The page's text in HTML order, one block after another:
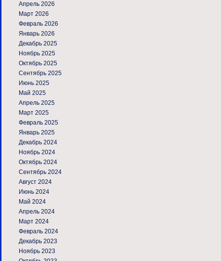
Апрель 2026
Март 2026
Февраль 2026
Январь 2026
Декабрь 2025
Ноябрь 2025
Октябрь 2025
Сентябрь 2025
Июнь 2025
Май 2025
Апрель 2025
Март 2025
Февраль 2025
Январь 2025
Декабрь 2024
Ноябрь 2024
Октябрь 2024
Сентябрь 2024
Август 2024
Июнь 2024
Май 2024
Апрель 2024
Март 2024
Февраль 2024
Декабрь 2023
Ноябрь 2023